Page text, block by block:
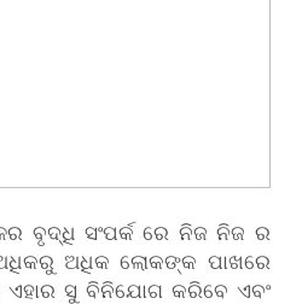
ବୃଦ୍ଧି ସଂପର୍କ ରେ ନିଜ ନିଜ ର
ଅଧିକ ଲୋକଙ୍କ ପାଖରେ
ଏହାର ସୁ ବିନିଯୋଗ କରିବେ ଏବଂ